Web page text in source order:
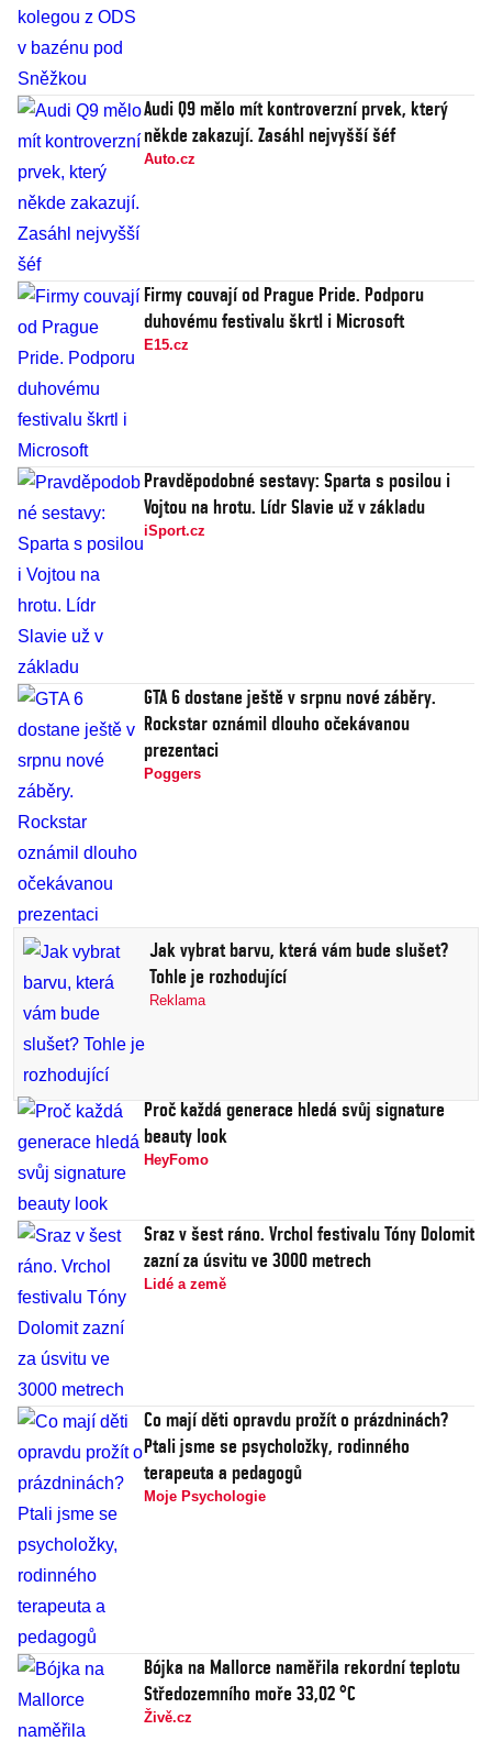
Audi Q9 mělo mít kontroverzní prvek, který
někde zakazují. Zasáhl nejvyšší šéf
Auto.cz
Firmy couvají od Prague Pride. Podporu
duhovému festivalu škrtl i Microsoft
E15.cz
Pravděpodobné sestavy: Sparta s posilou i
Vojtou na hrotu. Lídr Slavie už v základu
iSport.cz
GTA 6 dostane ještě v srpnu nové záběry.
Rockstar oznámil dlouho očekávanou
prezentaci
Poggers
Jak vybrat barvu, která vám bude slušet?
Tohle je rozhodující
Reklama
Proč každá generace hledá svůj signature
beauty look
HeyFomo
Sraz v šest ráno. Vrchol festivalu Tóny Dolomit
zazní za úsvitu ve 3000 metrech
Lidé a země
Co mají děti opravdu prožít o prázdninách?
Ptali jsme se psycholožky, rodinného
terapeuta a pedagogů
Moje Psychologie
Bójka na Mallorce naměřila rekordní teplotu
Středozemního moře 33,02 °C
Živě.cz